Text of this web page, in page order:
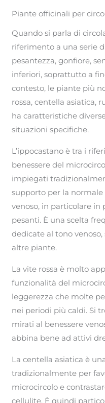
Piante officinali per
Quando si parla di
riferimento a una serie
pesantezza, gonfiore,
inferiori, soprattutto a
contesto, le piante più
rossa, centella asiatica,
ha caratteristiche
situazioni specifiche.
L’ippocastano è tra i
benessere del
impiegati
supporto per la
venoso, in particolare in
pesanti. È una scelta
dedicate al tono venoso,
altre piante.
La vite rossa è molto
funzionalità del
leggerezza che molte
nei periodi più caldi. Si
mirati al benessere
abbina bene ad attivi
La centella asiatica è
tradizionalmente per
microcircolo e
cellulite. È quindi